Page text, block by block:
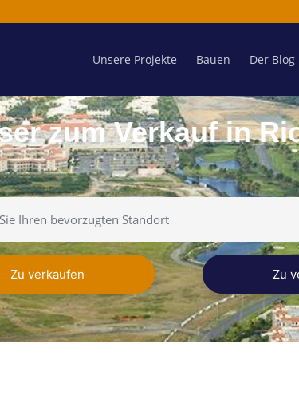
Unsere Projekte Bauen Der Blog
zum Verkauf in
Zu verkaufen Zu